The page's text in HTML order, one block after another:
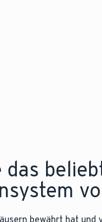
das
bewährt hat